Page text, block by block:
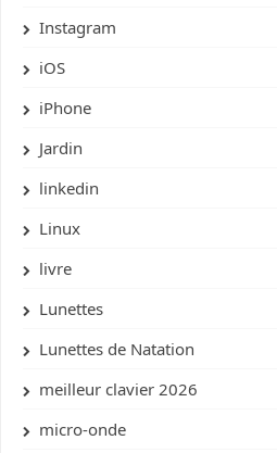
Instagram
iOS
iPhone
Jardin
linkedin
Linux
livre
Lunettes
Lunettes de Natation
meilleur clavier 2026
micro-onde